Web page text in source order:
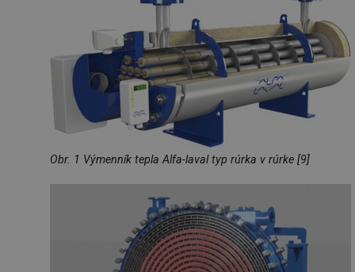
Obr. 1 Výmenník tepla Alfa-laval typ rúrka v rúrke [9]